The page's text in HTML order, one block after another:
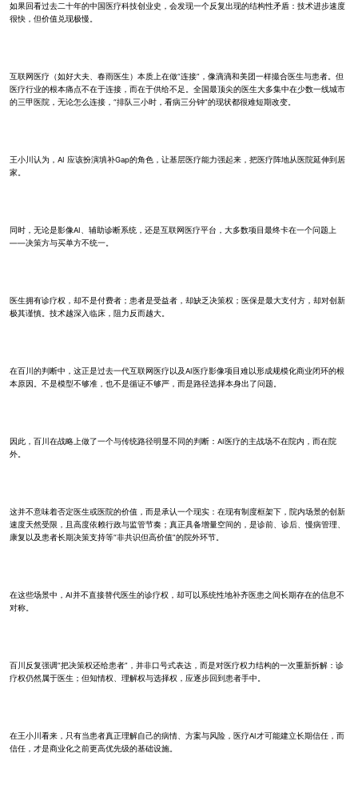
如果回看过去二十年的中国医疗科技创业史，会发现一个反复出现的结构性矛盾：技术进步速度
很快，但价值兑现极慢。
互联网医疗（如好大夫、春雨医生）本质上在做“连接”，像滴滴和美团一样撮合医生与患者。但
医疗行业的根本痛点不在于连接，而在于供给不足。全国最顶尖的医生大多集中在少数一线城市
的三甲医院，无论怎么连接，“排队三小时，看病三分钟”的现状都很难短期改变。
王小川认为，AI 应该扮演填补Gap的角色，让基层医疗能力强起来，把医疗阵地从医院延伸到居
家。
同时，无论是影像AI、辅助诊断系统，还是互联网医疗平台，大多数项目最终卡在一个问题上
——决策方与买单方不统一。
医生拥有诊疗权，却不是付费者；患者是受益者，却缺乏决策权；医保是最大支付方，却对创新
极其谨慎。技术越深入临床，阻力反而越大。
在百川的判断中，这正是过去一代互联网医疗以及AI医疗影像项目难以形成规模化商业闭环的根
本原因。不是模型不够准，也不是循证不够严，而是路径选择本身出了问题。
因此，百川在战略上做了一个与传统路径明显不同的判断：AI医疗的主战场不在院内，而在院
外。
这并不意味着否定医生或医院的价值，而是承认一个现实：在现有制度框架下，院内场景的创新
速度天然受限，且高度依赖行政与监管节奏；真正具备增量空间的，是诊前、诊后、慢病管理、
康复以及患者长期决策支持等“非共识但高价值”的院外环节。
在这些场景中，AI并不直接替代医生的诊疗权，却可以系统性地补齐医患之间长期存在的信息不
对称。
百川反复强调“把决策权还给患者”，并非口号式表达，而是对医疗权力结构的一次重新拆解：诊
疗权仍然属于医生；但知情权、理解权与选择权，应逐步回到患者手中。
在王小川看来，只有当患者真正理解自己的病情、方案与风险，医疗AI才可能建立长期信任，而
信任，才是商业化之前更高优先级的基础设施。